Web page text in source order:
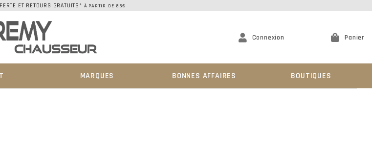
ET RETOURS GRATUITS* À PARTIR DE 85€
Connexion Panier
MARQUES BONNES AFFAIRES BOUTIQUES